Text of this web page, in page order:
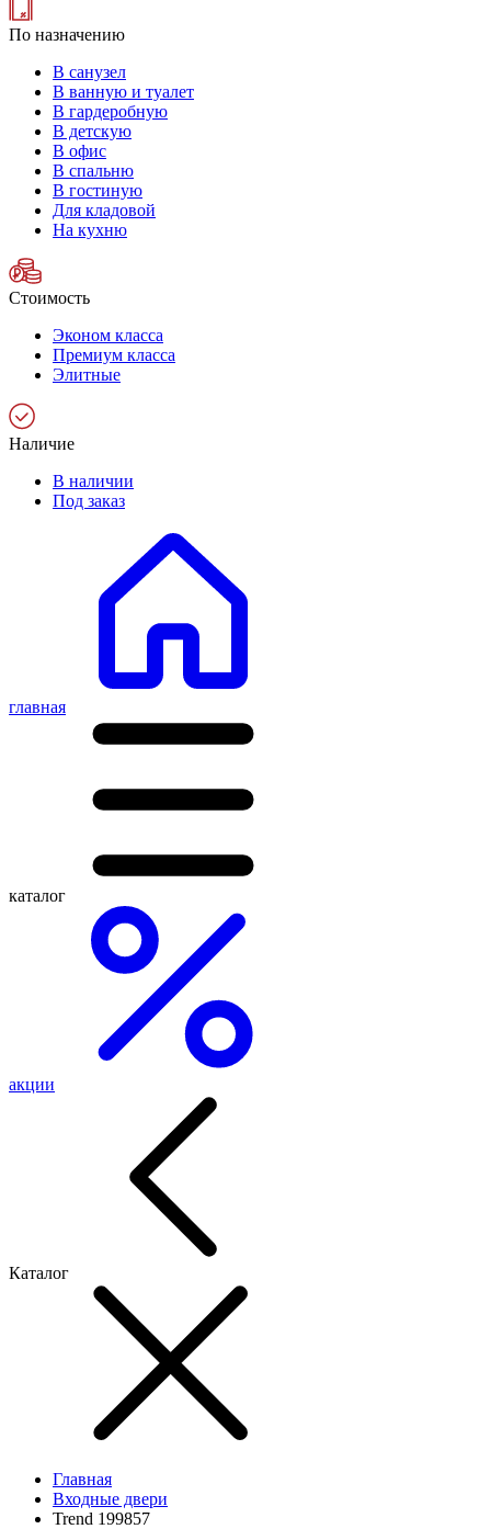
По назначению
В санузел
В ванную и туалет
В гардеробную
В детскую
В офис
В спальню
В гостиную
Для кладовой
На кухню
Стоимость
Эконом класса
Премиум класса
Элитные
Наличие
В наличии
Под заказ
главная
каталог
акции
Каталог
Главная
Входные двери
Trend 199857